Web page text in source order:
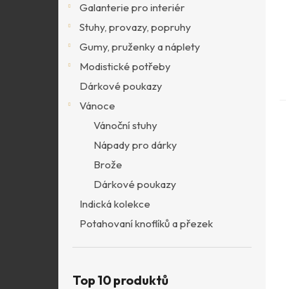
Galanterie pro interiér
Stuhy, provazy, popruhy
Gumy, pruženky a náplety
Modistické potřeby
Dárkové poukazy
Vánoce
Vánoční stuhy
Nápady pro dárky
Brože
Dárkové poukazy
Indická kolekce
Potahovaní knoflíků a přezek
Top 10 produktů